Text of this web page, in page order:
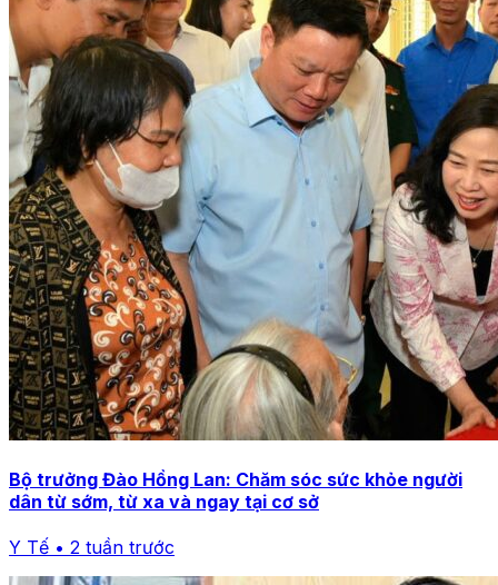
Bộ trưởng Đào Hồng Lan: Chăm sóc sức khỏe người
dân từ sớm, từ xa và ngay tại cơ sở
Y Tế • 2 tuần trước